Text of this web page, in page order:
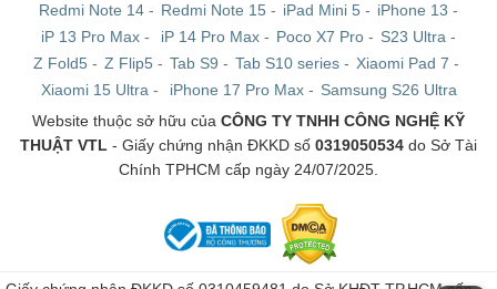
Redmi Note 14 - Redmi Note 15 - iPad Mini 5 - iPhone 13 -
iP 13 Pro Max - iP 14 Pro Max - Poco X7 Pro - S23 Ultra -
Z Fold5 - Z Flip5 - Tab S9 - Tab S10 series - Xiaomi Pad 7 -
Xiaomi 15 Ultra- iPhone 17 Pro Max- Samsung S26 Ultra
Website thuộc sở hữu của CÔNG TY TNHH CÔNG NGHỆ KỸ
THUẬT VTL - Giấy chứng nhận ĐKKD số 0319050534 do Sở Tài
Chính TPHCM cấp ngày 24/07/2025.